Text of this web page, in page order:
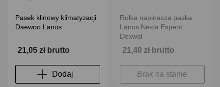
Pasek klinowy klimatyzacji
Daewoo Lanos
21,05 zł brutto
Dodaj
Rolka napinacza paska
Lanos Nexia Espero
Dexwal
21,40 zł brutto
Brak na stanie